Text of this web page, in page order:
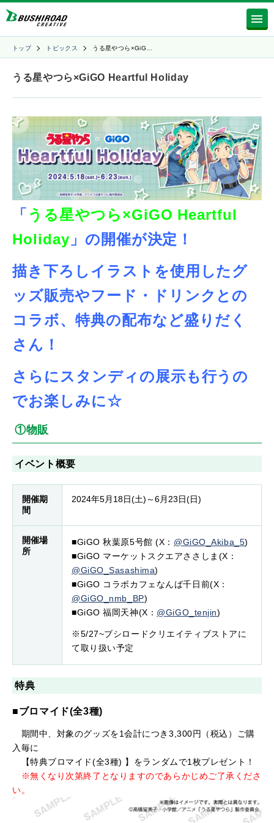
トップ トピックス うる星やつら×GiG…
うる星やつら×GiGO Heartful Holiday
「 うる星やつら×GiGO Heartful
Holiday 」の開催が決定！
描き下ろしイラストを使用したグ
ッズ販売やフード・ドリンクとの
コラボ、特典の配布など盛りだく
さん！
さらにスタンディの展示も行うの
でお楽しみに☆
①物販
イベント概要
開催期
間
2024年5月18日(土)～6月23日(日)
開催場
所
■GiGO 秋葉原5号館 (X： @GiGO_Akiba_5)
■GiGO マーケットスクエアささしま(X：
@GiGO_Sasashima)
■GiGO コラボカフェなんば千日前(X：
@GiGO_nmb_BP)
■GiGO 福岡天神(X： @GiGO_tenjin)
※5/27~ブシロードクリエイティブストアに
て取り扱い予定
特典
■ブロマイド(全3種)
期間中、対象のグッズを1会計につき3,300円（税込）ご購
入毎に
【特典ブロマイド(全3種) 】をランダムで1枚プレゼント！
※無くなり次第終了となりますのであらかじめご了承くださ
い。